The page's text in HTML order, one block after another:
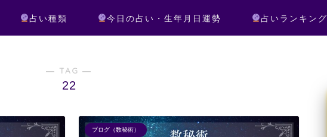
占い種類 今日の占い・生年月日運勢 占いランキング
― TAG ―
22
ブログ（数秘術）